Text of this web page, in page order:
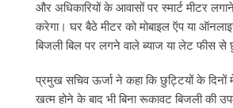
और अधिकारियों के आवासों पर स्मार्ट मीटर
करेगा। घर बैठे मीटर को मोबाइल ऍप या
बिजली बिल पर लगने वाले ब्याज या लेट फीस से
प्रमुख सचिव ऊर्जा ने कहा कि छुट्टियों के दिनों
खत्म होने के बाद भी बिना रूकावट बिजली की